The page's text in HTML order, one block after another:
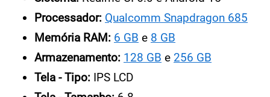
Processador: Qualcomm Snapdragon 685
Memória RAM: 6 GB e 8 GB
Armazenamento: 128 GB e 256 GB
Tela - Tipo: IPS LCD